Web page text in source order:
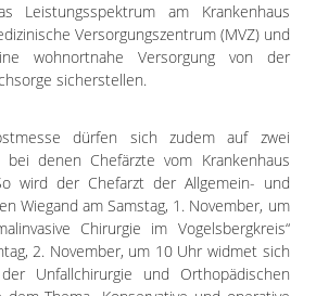
Leistungsspektrum am Krankenhaus
Versorgungszentrum (MVZ) und
wohnortnahe Versorgung von der
sicherstellen.
dürfen sich zudem auf zwei
bei denen Chefärzte vom Krankenhaus
wird der Chefarzt der Allgemein- und
Wiegand am Samstag, 1. November, um
Chirurgie im Vogelsbergkreis“
2. November, um 10 Uhr widmet sich
Unfallchirurgie und Orthopädischen